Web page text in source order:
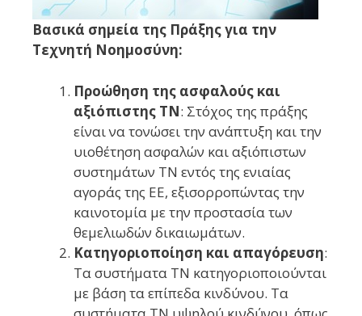
Βασικά σημεία της Πράξης για την
Τεχνητή Νοημοσύνη:
Προώθηση της ασφαλούς και
αξιόπιστης ΤΝ: Στόχος της πράξης
είναι να τονώσει την ανάπτυξη και την
υιοθέτηση ασφαλών και αξιόπιστων
συστημάτων ΤΝ εντός της ενιαίας
αγοράς της ΕΕ, εξισορροπώντας την
καινοτομία με την προστασία των
θεμελιωδών δικαιωμάτων.
Κατηγοριοποίηση και απαγόρευση:
Τα συστήματα ΤΝ κατηγοριοποιούνται
με βάση τα επίπεδα κινδύνου. Τα